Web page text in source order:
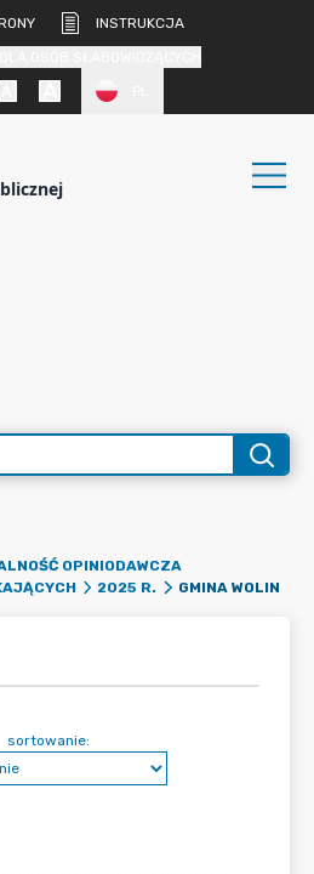
INSTRUKCJA
OPINIODAWCZA
2025 R. GMINA WOLIN
sortowanie: